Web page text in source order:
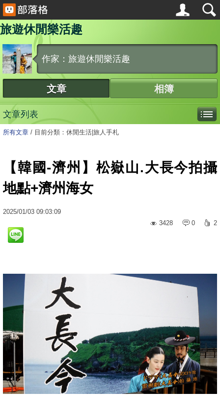
旅遊休閒樂活趣
作家：旅遊休閒樂活趣
文章 相簿
文章列表
所有文章 / 目前分類：休閒生活|旅人手札
【韓國-濟州】松嶽山.大長今拍攝
地點+濟州海女
2025/01/03 09:03:09
3428
0 2